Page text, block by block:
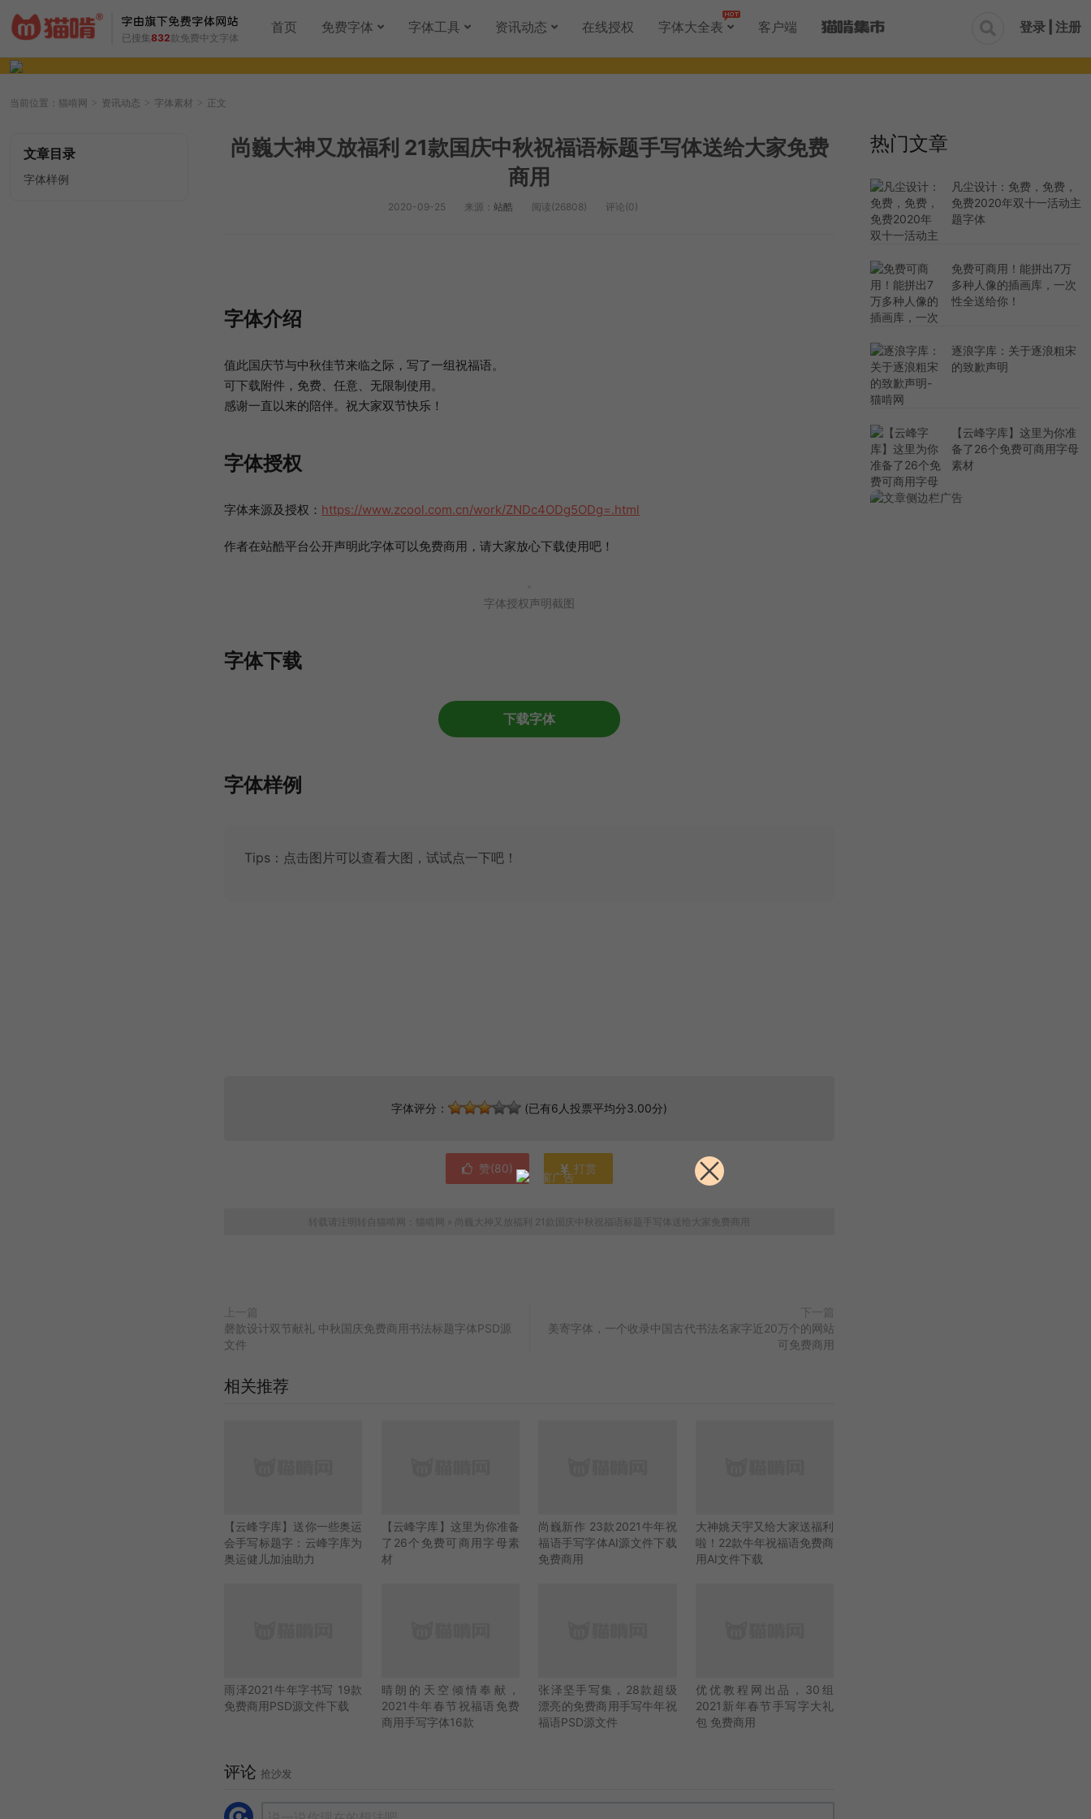
已搜集832款免费中文字体
首页 免费字体 字体工具 资讯动态 在线授权 字体大全表 客户端  登录 | 注册
当前位置： 猫啃网 > 资讯动态 > 字体素材 > 正文
文章目录
字体样例
尚巍大神又放福利 21款国庆中秋祝福语标题手写体送给大家免费
商用
2020-09-25 来源： 站酷 阅读(26808) 评论(0)
字体介绍
值此国庆节与中秋佳节来临之际，写了一组祝福语。
可下载附件，免费、任意、无限制使用。
感谢一直以来的陪伴。祝大家双节快乐！
字体授权
字体来源及授权： https://www.zcool.com.cn/work/ZNDc4ODg5ODg=.html
作者在站酷平台公开声明此字体可以免费商用，请大家放心下载使用吧！
字体授权声明截图
字体下载
下载字体
字体样例
Tips：点击图片可以查看大图，试试点一下吧！
字体评分： (已有6人投票平均分3.00分)
赞(80) 打赏
转载请注明转自猫啃网： 猫啃网 尚巍大神又放福利 21款国庆中秋祝福语标题手写体送给大家免费商用
上一篇
磬歆设计双节献礼 中秋国庆免费商用书法标题字体PSD源
文件
下一篇
美寄字体，一个收录中国古代书法名家字近20万个的网站
可免费商用
相关推荐
【云峰字库】送你一些奥运
会手写标题字：云峰字库为
奥运健儿加油助力
【云峰字库】这里为你准备
了26个免费可商用字母素
材
尚巍新作 23款2021牛年祝
福语手写字体AI源文件下载
免费商用
大神姚天宇又给大家送福利
啦！22款牛年祝福语免费商
用AI文件下载
雨泽2021牛年字书写 19款
免费商用PSD源文件下载
晴朗的天空倾情奉献，
2021牛年春节祝福语免费
商用手写字体16款
张泽坚手写集，28款超级
漂亮的免费商用手写牛年祝
福语PSD源文件
优优教程网出品，30组
2021新年春节手写字大礼
包 免费商用
评论 抢沙发
热门文章
凡尘设计：免费，免费，
免费2020年双十一活动主
题字体
免费可商用！能拼出7万
多种人像的插画库，一次
性全送给你！
逐浪字库：关于逐浪粗宋
的致歉声明
【云峰字库】这里为你准
备了26个免费可商用字母
素材